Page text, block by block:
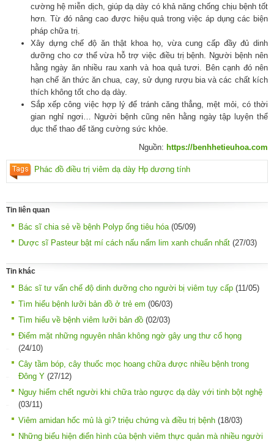
cường hệ miễn dịch, giúp dạ dày có khả năng chống chịu bệnh tốt
hơn. Từ đó nâng cao được hiệu quả trong việc áp dụng các biện
pháp chữa trị.
Xây dựng chế độ ăn thật khoa họ, vừa cung cấp đầy đủ dinh
dưỡng cho cơ thể vừa hỗ trợ việc điều trị bệnh. Người bệnh nên
hằng ngày ăn nhiều rau xanh và hoa quả tươi. Bên cạnh đó nên
hạn chế ăn thức ăn chua, cay, sử dụng rượu bia và các chất kích
thích không tốt cho dạ dày.
Sắp xếp công việc hợp lý để tránh căng thẳng, mệt mỏi, có thời
gian nghỉ ngơi… Người bệnh cũng nên hằng ngày tập luyện thể
dục thể thao để tăng cường sức khỏe.
Nguồn: https://benhhetieuhoa.com
Phác đồ điều trị viêm dạ dày Hp dương tính
Tin liên quan
Bác sĩ chia sẻ về bệnh Polyp ống tiêu hóa (05/09)
Dược sĩ Pasteur bật mí cách nấu nấm lim xanh chuẩn nhất (27/03)
Tin khác
Bác sĩ tư vấn chế độ dinh dưỡng cho người bị viêm tụy cấp (11/05)
Tìm hiểu bệnh lưỡi bản đồ ở trẻ em (06/03)
Tìm hiểu về bệnh viêm lưỡi bản đồ (02/03)
Điểm mặt những nguyên nhân không ngờ gây ung thư cổ họng
(24/10)
Cây tầm bóp, cây thuốc mọc hoang chữa được nhiều bệnh trong
Đông Y (27/12)
Nguy hiểm chết người khi chữa trào ngược dạ dày với tinh bột nghệ
(03/11)
Viêm amidan hốc mủ là gì? triệu chứng và điều trị bệnh (18/03)
Những biểu hiện điển hình của bệnh viêm thực quản mà nhiều người